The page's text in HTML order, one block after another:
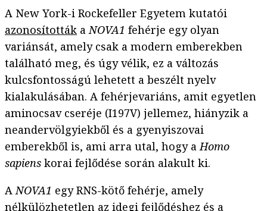
A New York-i Rockefeller Egyetem kutatói
azonosították aNOVA1 fehérje egy olyan
variánsát, amely csak a modern emberekben
található meg, és úgy vélik, ez a változás
kulcsfontosságú lehetett a beszélt nyelv
kialakulásában. A fehérjevariáns, amit egyetlen
aminocsav cseréje (I197V) jellemez, hiányzik a
neandervölgyiekből és a gyenyiszovai
emberekből is, ami arra utal, hogy aHomo
sapiens korai fejlődése során alakult ki.
ANOVA1 egy RNS-kötő fehérje, amely
nélkülözhetetlen az idegi fejlődéshez és a